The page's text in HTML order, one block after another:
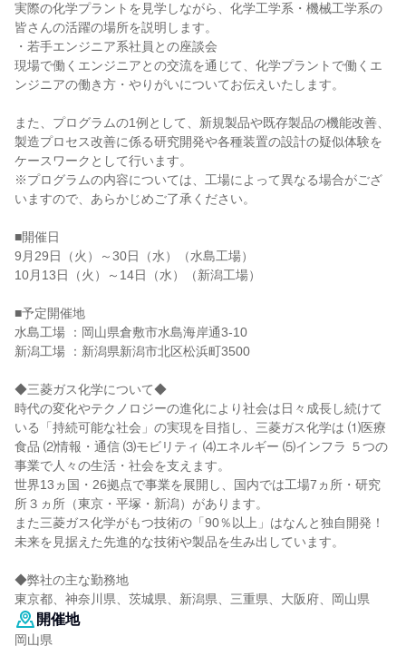
実際の化学プラントを見学しながら、化学工学系・機械工学系の
皆さんの活躍の場所を説明します。
・若手エンジニア系社員との座談会
現場で働くエンジニアとの交流を通じて、化学プラントで働くエ
ンジニアの働き方・やりがいについてお伝えいたします。
また、プログラムの1例として、新規製品や既存製品の機能改善、
製造プロセス改善に係る研究開発や各種装置の設計の疑似体験を
ケースワークとして行います。
※プログラムの内容については、工場によって異なる場合がござ
いますので、あらかじめご了承ください。
■開催日
9月29日（火）～30日（水）（水島工場）
10月13日（火）～14日（水）（新潟工場）
■予定開催地
水島工場 ：岡山県倉敷市水島海岸通3-10
新潟工場 ：新潟県新潟市北区松浜町3500
◆三菱ガス化学について◆
時代の変化やテクノロジーの進化により社会は日々成長し続けて
いる「持続可能な社会」の実現を目指し、三菱ガス化学は ⑴医療
食品 ⑵情報・通信 ⑶モビリティ ⑷エネルギー ⑸インフラ ５つの
事業で人々の生活・社会を支えます。
世界13ヵ国・26拠点で事業を展開し、国内では工場7ヵ所・研究
所３ヵ所（東京・平塚・新潟）があります。
また三菱ガス化学がもつ技術の「90％以上」はなんと独自開発！
未来を見据えた先進的な技術や製品を生み出しています。
◆弊社の主な勤務地
東京都、神奈川県、茨城県、新潟県、三重県、大阪府、岡山県
開催地
岡山県